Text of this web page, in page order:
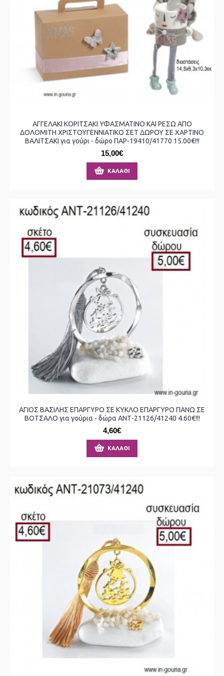
ΑΓΓΕΛΑΚΙ ΚΟΡΙΤΣΑΚΙ ΥΦΑΣΜΑΤΙΝΟ ΚΑΙ ΡΕΣΩ ΑΠΟ
ΔΟΛΟΜΙΤΗ ΧΡΙΣΤΟΥΓΕΝΝΙΑΤΙΚΟ ΣΕΤ ΔΩΡΟΥ ΣΕ ΧΑΡΤΙΝΟ
ΒΑΛΙΤΣΑΚΙ για γούρι - δώρο ΠΑΡ-19410/41770 15.00€!!!
15,00€
ΚΑΛΆΘΙ
ΑΓΙΟΣ ΒΑΣΙΛΗΣ ΕΠΑΡΓΥΡΟ ΣΕ ΚΥΚΛΟ ΕΠΑΡΓΥΡΟ ΠΑΝΩ ΣΕ
ΒΟΤΣΑΛΟ για γούρια - δώρα ΑΝΤ-21126/41240 4.60€!!!
4,60€
ΚΑΛΆΘΙ